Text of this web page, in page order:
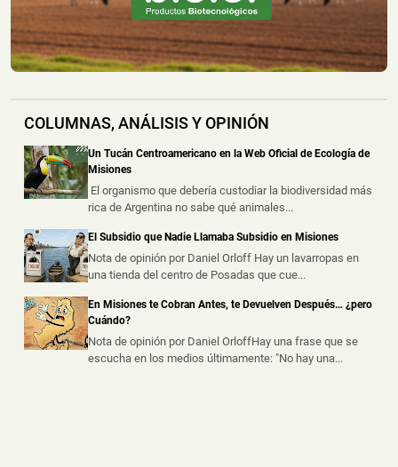
📅 4 ago 2026
Un camión sufrió un principio de incendio durante la
noche del lunes sobre la Ru...
📅 4 ago 2026
Una vivienda fue destruida por un incendio durante la
madrugada de este martes s...
Hallaron un Auto Despistado sobre la Ruta 14 y
Aires
📅 3 ago 2026
había sido abandonado tras un ...
COLUMNAS, ANÁLISIS Y OPINIÓN
Un Tucán Centroamericano en la Web Oficial de Ecología de
Misiones
El organismo que debería custodiar la biodiversidad más
rica de Argentina no sabe qué animales...
El Subsidio que Nadie Llamaba Subsidio en Misiones
Nota de opinión por Daniel Orloff Hay un lavarropas en
una tienda del centro de Posadas que cue...
En Misiones te Cobran Antes, te Devuelven Después… ¿pero
Cuándo?
Nota de opinión por Daniel OrloffHay una frase que se
escucha en los medios últimamente: "No hay una...